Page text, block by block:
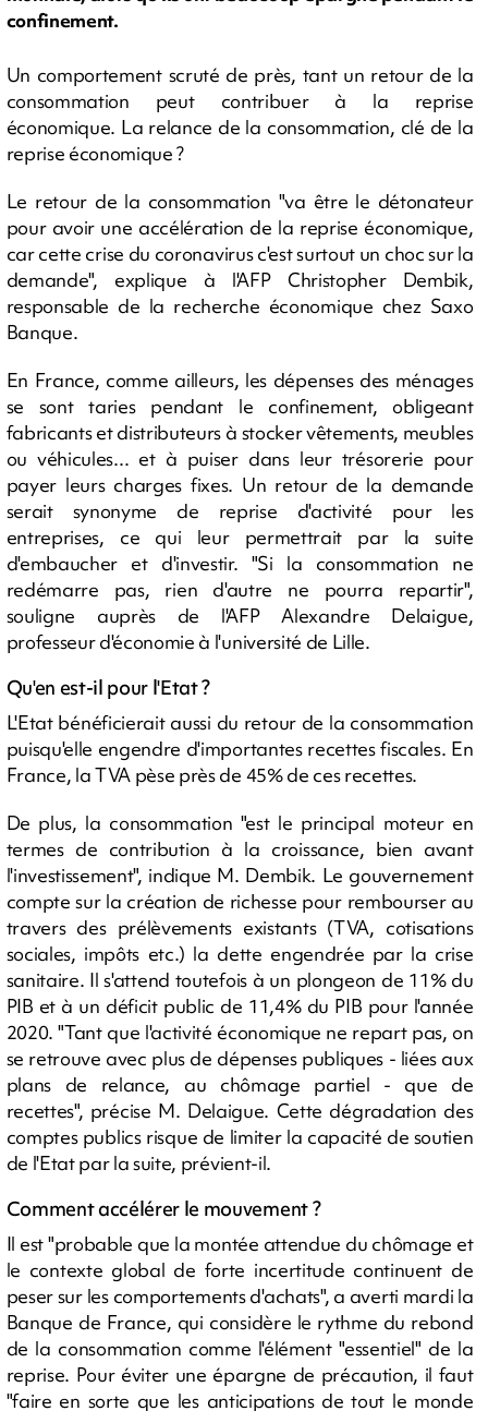
confinement.
Un comportement scruté de près, tant un retour de la
consommation peut contribuer à la reprise
économique. La relance de la consommation, clé de la
reprise économique ?
Le retour de la consommation "va être le détonateur
pour avoir une accélération de la reprise économique,
car cette crise du coronavirus c'est surtout un choc sur la
demande", explique à l'AFP Christopher Dembik,
responsable de la recherche économique chez Saxo
Banque.
En France, comme ailleurs, les dépenses des ménages
se sont taries pendant le confinement, obligeant
fabricants et distributeurs à stocker vêtements, meubles
ou véhicules... et à puiser dans leur trésorerie pour
payer leurs charges fixes. Un retour de la demande
serait synonyme de reprise d'activité pour les
entreprises, ce qui leur permettrait par la suite
d'embaucher et d'investir. "Si la consommation ne
redémarre pas, rien d'autre ne pourra repartir",
souligne auprès de l'AFP Alexandre Delaigue,
professeur d'économie à l'université de Lille.
Qu'en est-il pour l'Etat ?
L'Etat bénéficierait aussi du retour de la consommation
puisqu'elle engendre d'importantes recettes fiscales. En
France, la TVA pèse près de 45% de ces recettes.
De plus, la consommation "est le principal moteur en
termes de contribution à la croissance, bien avant
l'investissement", indique M. Dembik. Le gouvernement
compte sur la création de richesse pour rembourser au
travers des prélèvements existants (TVA, cotisations
sociales, impôts etc.) la dette engendrée par la crise
sanitaire. Il s'attend toutefois à un plongeon de 11% du
PIB et à un déficit public de 11,4% du PIB pour l'année
2020. "Tant que l'activité économique ne repart pas, on
se retrouve avec plus de dépenses publiques - liées aux
plans de relance, au chômage partiel - que de
recettes", précise M. Delaigue. Cette dégradation des
comptes publics risque de limiter la capacité de soutien
de l'Etat par la suite, prévient-il.
Comment accélérer le mouvement ?
Il est "probable que la montée attendue du chômage et
le contexte global de forte incertitude continuent de
peser sur les comportements d'achats", a averti mardi la
Banque de France, qui considère le rythme du rebond
de la consommation comme l'élément "essentiel" de la
reprise. Pour éviter une épargne de précaution, il faut
"faire en sorte que les anticipations de tout le monde